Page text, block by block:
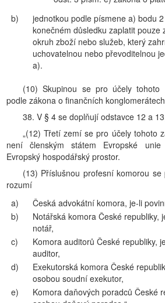
b)
jednotkou podle písmene a) bodu
konečném důsledku zaplatit pouze
okruh zboží nebo služeb, který
uchovatelnou nebo převoditelnou
a).
(10) Skupinou se pro účely tohoto
podle zákona o finančních
38. V § 4 se doplňují odstavce 12 a
„(12) Třetí zemí se pro účely tohoto
není členským státem Evropské
Evropský hospodářský prostor.
(13) Příslušnou profesní komorou
rozumí
a)
Česká advokátní komora, je-li
b)
Notářská komora České republiky,
notář,
c)
Komora auditorů České republiky,
auditor,
d)
Exekutorská komora České
osobou soudní exekutor,
e)
Komora daňových poradců České